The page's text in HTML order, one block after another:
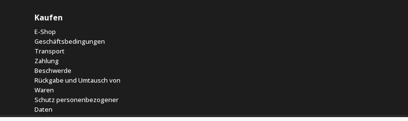
Kaufen
E-Shop
Geschäftsbedingungen
Transport
Zahlung
Beschwerde
Rückgabe und Umtausch von
Waren
Schutz personenbezogener
Daten
Cookies